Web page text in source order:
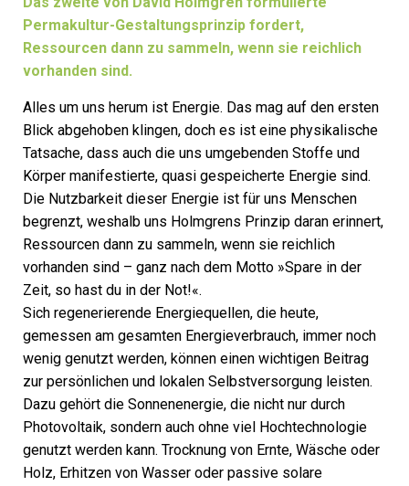
Permakultur-Gestaltungsprinzip fordert,
Ressourcen dann zu sammeln, wenn sie reichlich
vorhanden sind.
Alles um uns herum ist Energie. Das mag auf den ersten
Blick abgehoben klingen, doch es ist eine physikalische
Tatsache, dass auch die uns umgebenden Stoffe und
Körper manifestierte, quasi gespeicherte Energie sind.
Die Nutzbarkeit dieser Energie ist für uns Menschen
begrenzt, weshalb uns Holmgrens Prinzip daran erinnert,
Ressourcen dann zu sammeln, wenn sie reichlich
vorhanden sind – ganz nach dem Motto »Spare in der
Zeit, so hast du in der Not!«.
Sich regenerierende Energiequellen, die heute,
gemessen am gesamten Energieverbrauch, immer noch
wenig genutzt werden, können einen wichtigen Beitrag
zur persönlichen und lokalen Selbstversorgung leisten.
Dazu gehört die Sonnenenergie, die nicht nur durch
Photovoltaik, sondern auch ohne viel Hochtechnologie
genutzt werden kann. Trocknung von Ernte, Wäsche oder
Holz, Erhitzen von Wasser oder passive solare